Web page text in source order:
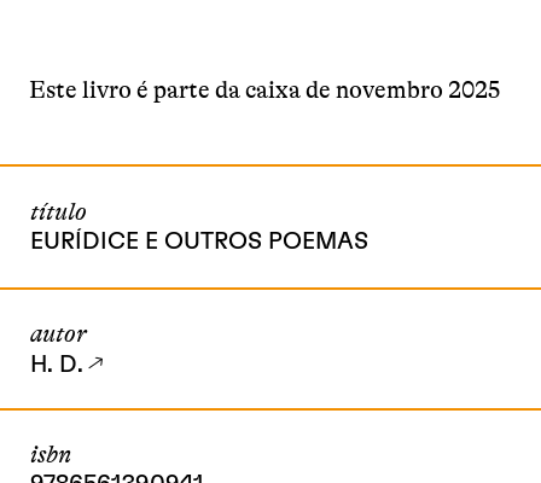
Este livro é parte da caixa de novembro 2025
título
EURÍDICE E OUTROS POEMAS
autor
H. D.
isbn